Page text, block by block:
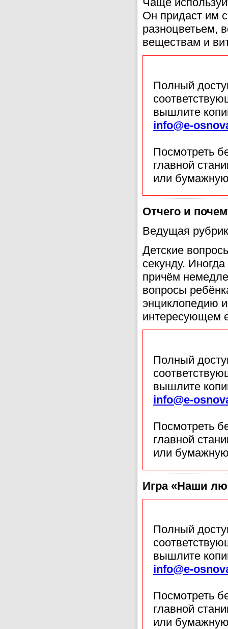
Он придаст им
разноцветьем,
веществам и
Полный
вышлите
info@e-
Посмотреть
главной
или
Отчего и
Ведущая
Детские
секунду.
причём
вопросы
энциклопедию
интересующем
Полный
вышлите
info@e-
Посмотреть
главной
или
Игра «Наши
Полный
вышлите
info@e-
Посмотреть
главной
или